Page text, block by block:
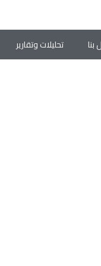
تحليلات وتقارير بنا